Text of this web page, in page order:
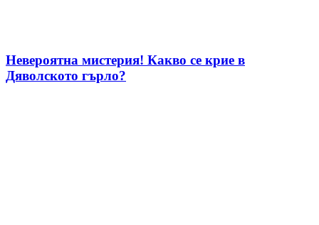
Невероятна мистерия! Какво се крие в
Дяволското гърло?